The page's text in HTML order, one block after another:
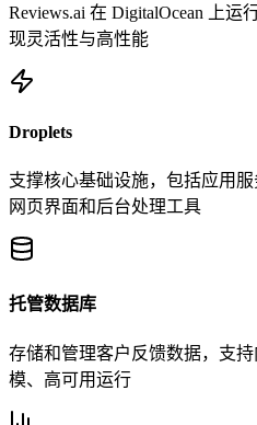
Reviews.ai 在 DigitalOcean 上
现灵活性与高性能
Droplets
支撑核心基础设施，包括应用
网页界面和后台处理工具
托管数据库
存储和管理客户反馈数据，支
模、高可用运行